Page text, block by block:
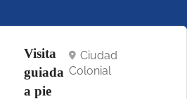
Visita
guiada
a pie
Ciudad
Colonial